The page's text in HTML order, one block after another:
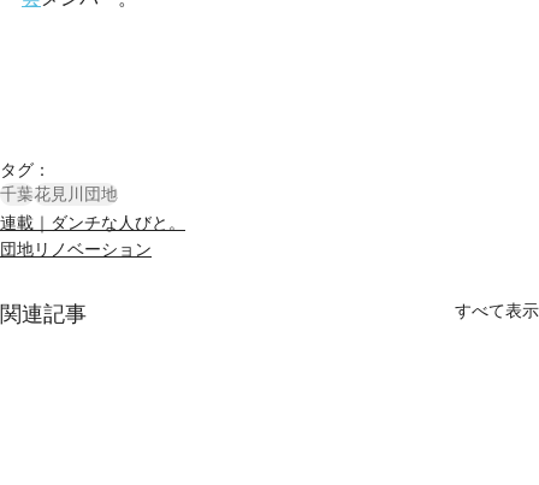
タグ：
千葉花見川団地
連載｜ダンチな人びと。
団地リノベーション
関連記事 すべて表示